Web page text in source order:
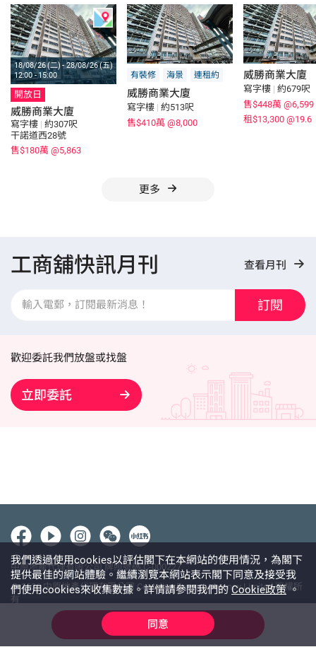
18/08/26 (二) - 28/08/26 (五)
12:00 - 15:00
開放日
威勝商業大廈
寫字樓 | 約307呎
干諾道西28號
售$180萬 @5,863
有裝修 海景 連租約
威勝商業大廈
寫字樓 | 約513呎
售$410萬 @8,000
威勝商業大廈
寫字樓 | 約679呎
售$448萬 @6,599
租$13,300 @19.6
更多
線上查詢
工商舖快訊月刊 查看月刊
訂閱
歡迎委託我們放盤或找盤
立即委託
中原地產代理有限公司 牌照號碼 C-000227
@ 2026 中原地產代理有限公司 Centaline Property Agency Limited 版權所
有
私隱政策聲明 免責聲明
我們透過使用cookies以評估閣下在本網站的使用情況，為閣下
提供最佳的網站體驗。繼續瀏覽本網站表示閣下同意及接受我
們使用cookies來收集數據。詳情請參閱我們的Cookie政策。
同意